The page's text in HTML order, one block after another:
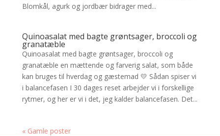
Blomkål, agurk og jordbær bidrager med...
Quinoasalat med bagte grøntsager, broccoli og
granatæble
Quinoasalat med bagte grøntsager, broccoli og
granatæble en mættende og farverig salat, som både
kan bruges til hverdag og gæstemad 💛 Sådan spiser vi
i balancefasen I 30 dages reset arbejder vi i forskellige
rytmer, og her er vi i det, jeg kalder balancefasen. Det...
« Gamle poster